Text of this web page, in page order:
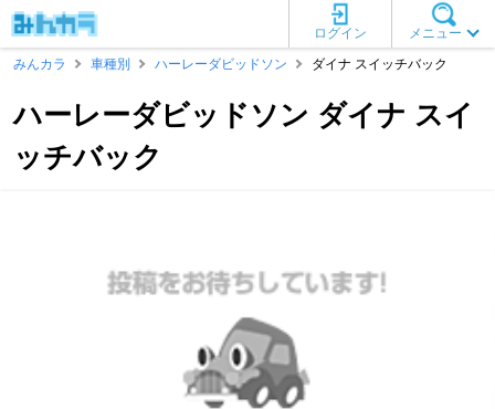
メニュー
ログイン
みんカラ
車種別 ハーレーダビッドソン ダイナ スイッチバック
ハーレーダビッドソン ダイナ スイ
ッチバック